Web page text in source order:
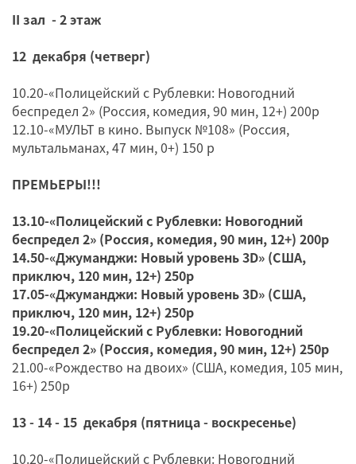
II зал - 2 этаж
12 декабря (четверг)
10.20-«Полицейский с Рублевки: Новогодний
беспредел 2» (Россия, комедия, 90 мин, 12+) 200р
12.10-«МУЛЬТ в кино. Выпуск №108» (Россия,
мультальманах, 47 мин, 0+) 150 р
ПРЕМЬЕРЫ!!!
13.10-«Полицейский с Рублевки: Новогодний
беспредел 2» (Россия, комедия, 90 мин, 12+) 200р
14.50-«Джуманджи: Новый уровень 3D» (США,
приключ, 120 мин, 12+) 250р
17.05-«Джуманджи: Новый уровень 3D» (США,
приключ, 120 мин, 12+) 250р
19.20-«Полицейский с Рублевки: Новогодний
беспредел 2» (Россия, комедия, 90 мин, 12+) 250р
21.00-«Рождество на двоих» (США, комедия, 105 мин,
16+) 250р
13 - 14 - 15 декабря (пятница - воскресенье)
10.20-«Полицейский с Рублевки: Новогодний